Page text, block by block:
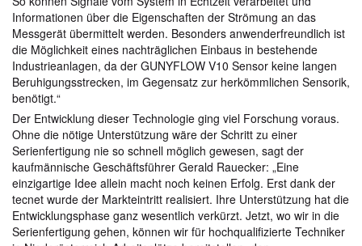
Informationen über die Eigenschaften der Strömung an das
Messgerät übermittelt werden. Besonders anwenderfreundlich ist
die Möglichkeit eines nachträglichen Einbaus in bestehende
Industrieanlagen, da der GUNYFLOW V10 Sensor keine langen
Beruhigungsstrecken, im Gegensatz zur herkömmlichen Sensorik,
benötigt.“
Der Entwicklung dieser Technologie ging viel Forschung voraus.
Ohne die nötige Unterstützung wäre der Schritt zu einer
Serienfertigung nie so schnell möglich gewesen, sagt der
kaufmännische Geschäftsführer Gerald Rauecker: „Eine
einzigartige Idee allein macht noch keinen Erfolg. Erst dank der
tecnet wurde der Markteintritt realisiert. Ihre Unterstützung hat die
Entwicklungsphase ganz wesentlich verkürzt. Jetzt, wo wir in die
Serienfertigung gehen, können wir für hochqualifizierte Techniker